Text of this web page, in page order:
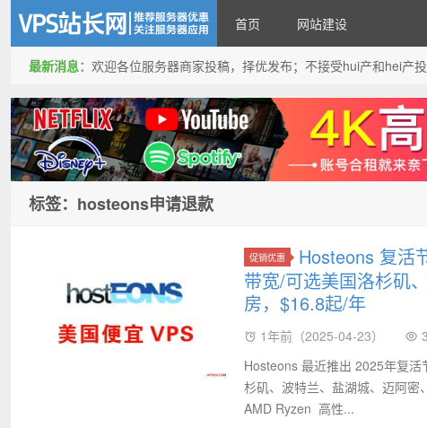
VPS站长网
首页 网站建设
最新消息： 欢迎各位服务器商家投稿，择优发布；不接受hui产和hei产
标签：hosteons申请退款
促销优惠
Hosteons 复活
带宽/可选美国洛杉矶
房，$16.8起/年
1年前（2025-04-23）
Hosteons 最近推出 2025年复
杉矶、波特兰、盐湖城、迈阿密
AMD Ryzen 高性...